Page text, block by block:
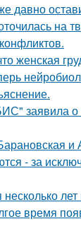
давно
на
женская
заявила
- за
время